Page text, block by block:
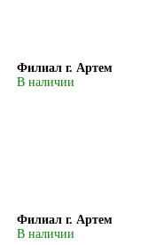
Филиал г. Артем
В наличии
Филиал г. Артем
В наличии